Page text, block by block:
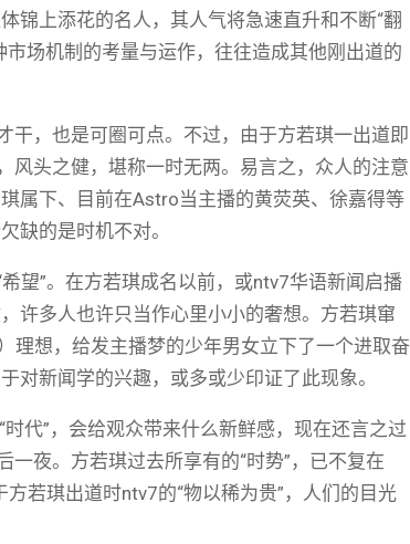
锦上添花的名人，其人气将急速直升和不断“翻
场机制的考量与运作，往往造成其他刚出道的
干，也是可圈可点。不过，由于方若琪一出道即
风头之健，堪称一时无两。易言之，众人的注意
属下、目前在Astro当主播的黄荧英、徐嘉得等
缺的是时机不对。
望”。在方若琪成名以前，或ntv7华语新闻启播
许多人也许只当作心里小小的奢想。方若琪窜
理想，给发主播梦的少年男女立下了一个进取奋
对新闻学的兴趣，或多或少印证了此现象。
代”，会给观众带来什么新鲜感，现在还言之过
夜。方若琪过去所享有的“时势”，已不复在
若琪出道时ntv7的“物以稀为贵”，人们的目光